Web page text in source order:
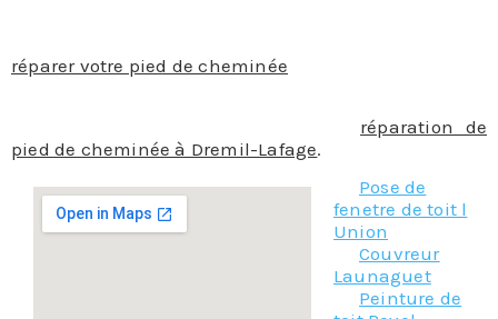
réparer votre pied de cheminée
réparation de
pied de cheminée à Dremil-Lafage.
Pose de
fenetre de toit l
Union
Couvreur
Launaguet
Peinture de